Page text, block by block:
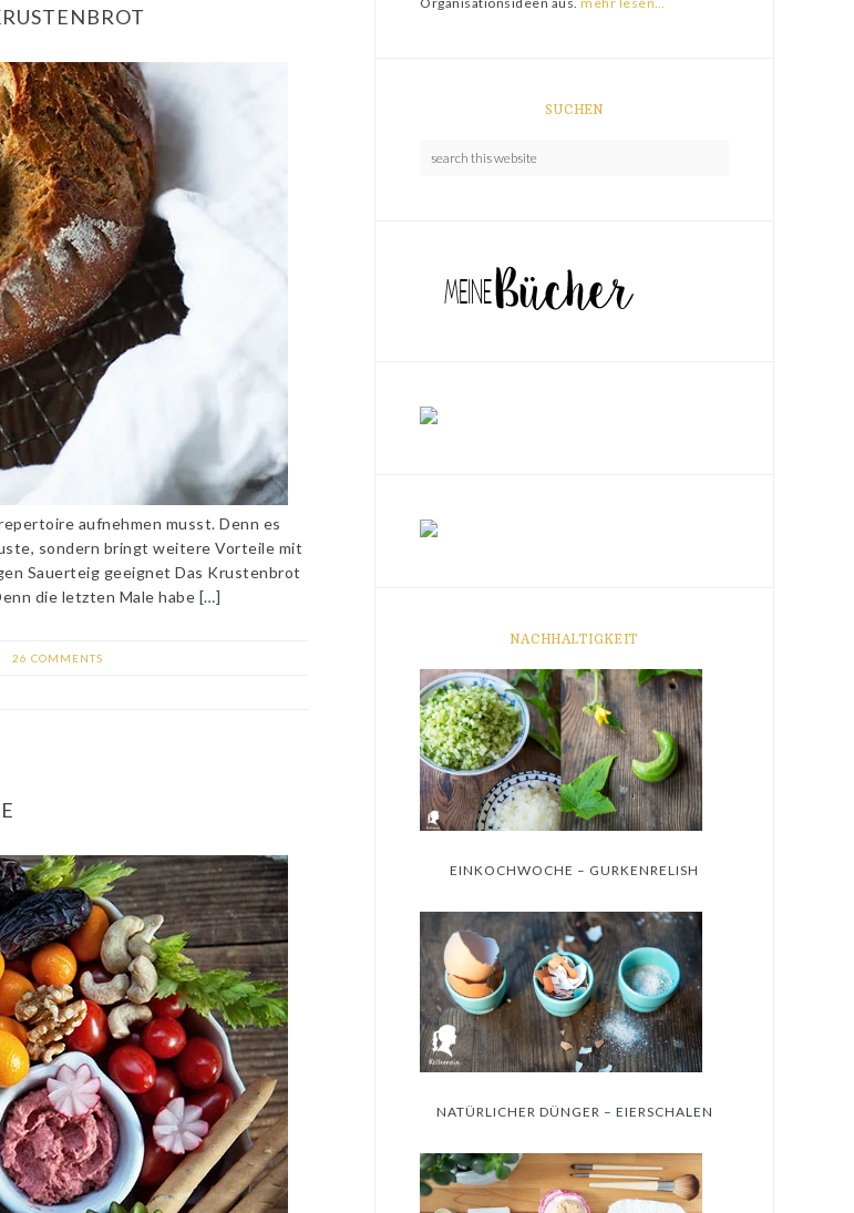
aufnehmen musst. Denn es
sondern bringt weitere Vorteile mit
Sauerteig geeignet Das Krustenbrot
die letzten Male habe […]
26 COMMENTS
SUCHEN
NACHHALTIGKEIT
EINKOCHWOCHE – GURKENRELISH
NATÜRLICHER DÜNGER – EIERSCHALEN